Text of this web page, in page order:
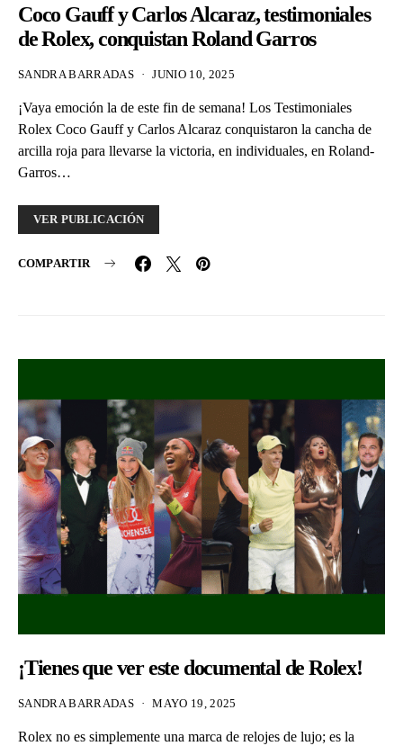
Coco Gauff y Carlos Alcaraz, testimoniales
de Rolex, conquistan Roland Garros
SANDRA BARRADAS JUNIO 10, 2025
¡Vaya emoción la de este fin de semana! Los Testimoniales
Rolex Coco Gauff y Carlos Alcaraz conquistaron la cancha de
arcilla roja para llevarse la victoria, en individuales, en Roland-
Garros…
VER PUBLICACIÓN
COMPARTIR
¡Tienes que ver este documental de Rolex!
SANDRA BARRADAS MAYO 19, 2025
Rolex no es simplemente una marca de relojes de lujo; es la